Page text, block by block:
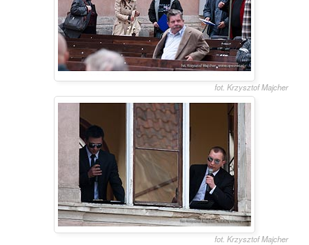
fot. Krzysztof Majcher
fot. Krzysztof Majcher